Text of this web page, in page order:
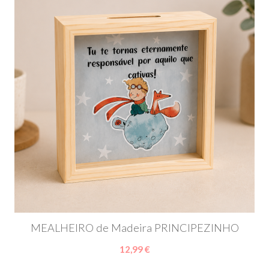
MEALHEIRO de Madeira PRINCIPEZINHO
12,99 €